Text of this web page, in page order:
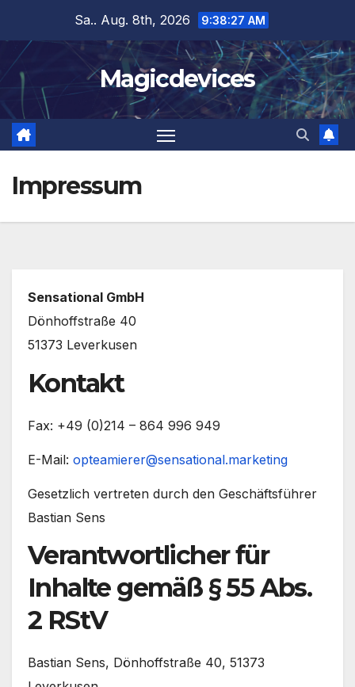
springen
Sa.. Aug. 8th, 2026 9:38:28 AM
Magicdevices
Impressum
Sensational GmbH
Dönhoffstraße 40
51373 Leverkusen
Kontakt
Fax: +49 (0)214 – 864 996 949
E-Mail: opteamierer@sensational.marketing
Gesetzlich vertreten durch den Geschäftsführer
Bastian Sens
Verantwortlicher für
Inhalte gemäß § 55 Abs.
2 RStV
Bastian Sens, Dönhoffstraße 40, 51373